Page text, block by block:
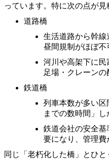
っています。特に次の点が見
道路橋
生活道路から幹線
昼間規制がほぼ不
河川や高架下に民
足場・クレーンの
鉄道橋
列車本数が多い
までの数時間」し
鉄道会社の安全
要になり、管理費
同じ「老朽化した橋」とひと